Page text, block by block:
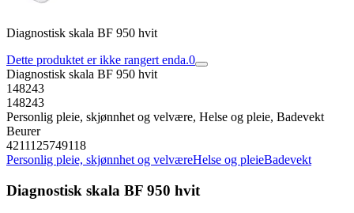
Diagnostisk skala BF 950 hvit
Dette produktet er ikke rangert enda.0
Diagnostisk skala BF 950 hvit
148243
148243
Personlig pleie, skjønnhet og velvære, Helse og pleie, Badevekt
Beurer
4211125749118
Personlig pleie, skjønnhet og velværeHelse og pleieBadevekt
Diagnostisk skala BF 950 hvit